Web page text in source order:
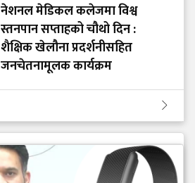
नेशनल मेडिकल कलेजमा विश्व
स्तनपान सप्ताहको चौथो दिन :
शैक्षिक खेलौना प्रदर्शनीसहित
जनचेतनामूलक कार्यक्रम